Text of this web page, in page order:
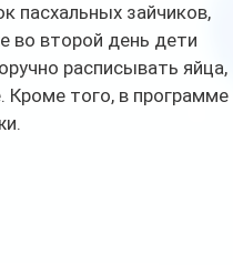
пасхальных зайчиков,
во второй день дети
расписывать яйца,
Кроме того, в программе